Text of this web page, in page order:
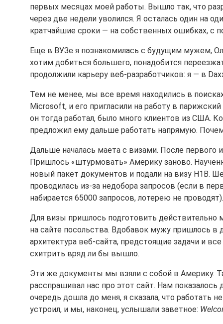
первых месяцах моей работы. Вышло так, что
через две недели уволился. Я осталась один на
кратчайшие сроки — на собственных ошибках, с
Еще в ВУЗе я познакомилась с будущим мужем,
хотим добиться большего, понадобится
продолжили карьеру веб-разработчиков: я — в
Тем не менее, мы все время находились в
Microsoft, и его пригласили на работу в
он тогда работал, было много клиентов из США.
предложил ему дальше работать напрямую.
Дальше началась маета с визами. После
Пришлось «штурмовать» Америку заново.
новый пакет документов и подали на визу H1B.
проводилась из-за недобора запросов (если в
набирается 65000 запросов, лотерею не проводят).
Для визы пришлось подготовить
на сайте посольства. Вдобавок мужу пришлось в
архитектура веб-сайта, предстоящие задачи и
схитрить вряд ли бы вышло.
Эти же документы мы взяли с собой в Америку.
расспрашивал нас про этот сайт. Нам
очередь дошла до меня, я сказала, что работать
устроил, и мы, наконец, услышали заветное: